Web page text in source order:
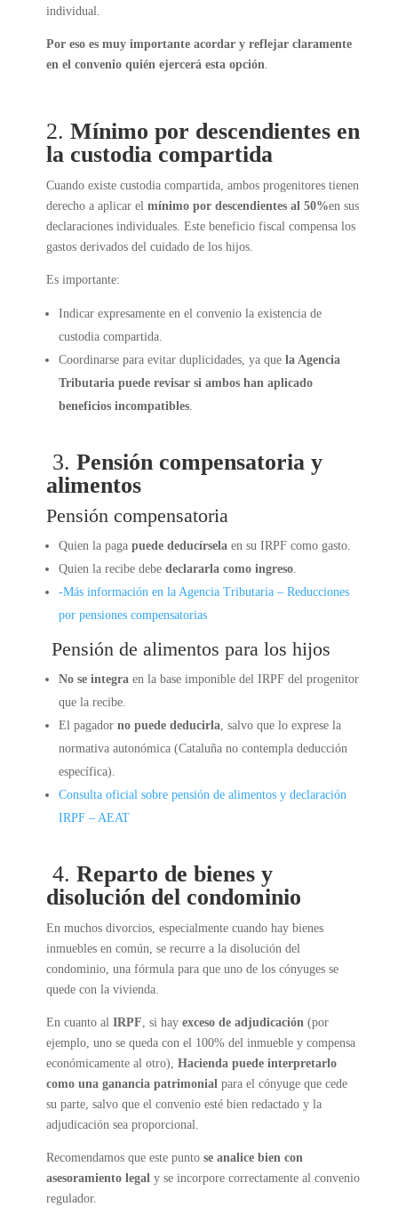
individual.
Por eso es muy importante acordar y reflejar claramente
en el convenio quién ejercerá esta opción
2.Mínimo por descendientes en
la custodia compartida
Cuando existe custodia compartida, ambos progenitores tienen
derecho a aplicar elmínimo por descendientes al 50%en sus
declaraciones individuales. Este beneficio fiscal compensa los
gastos derivados del cuidado de los hijos.
Es importante:
Indicar expresamente en el convenio la existencia de
custodia compartida.
Coordinarse para evitar duplicidades, ya quela Agencia
Tributaria puede revisar si ambos han aplicado
beneficios incompatibles
3.Pensión compensatoria y
alimentos
Pensión compensatoria
Quien la pagapuede deducírsela en su IRPF como gasto.
Quien la recibe debedeclararla como ingreso
-Más información en la Agencia Tributaria – Reducciones
por pensiones compensatorias
Pensión de alimentos para los hijos
No se integra en la base imponible del IRPF del progenitor
que la recibe.
El pagadorno puede deducirla , salvo que lo exprese la
normativa autonómica (Cataluña no contempla deducción
específica).
Consulta oficial sobre pensión de alimentos y declaración
IRPF – AEAT
4.Reparto de bienes y
disolución del condominio
En muchos divorcios, especialmente cuando hay bienes
inmuebles en común, se recurre a la disolución del
condominio, una fórmula para que uno de los cónyuges se
quede con la vivienda.
En cuanto alIRPF , si hayexceso de adjudicación (por
ejemplo, uno se queda con el 100% del inmueble y compensa
económicamente al otro),Hacienda puede interpretarlo
como una ganancia patrimonial para el cónyuge que cede
su parte, salvo que el convenio esté bien redactado y la
adjudicación sea proporcional.
Recomendamos que este puntose analice bien con
asesoramiento legal y se incorpore correctamente al convenio
regulador.